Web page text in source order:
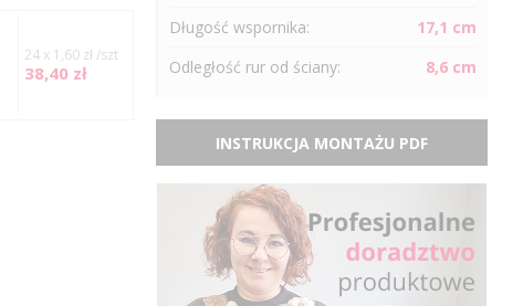
24 x 1,60 zł /szt
38,40 zł
Długość wspornika:
17,1 cm
Odległość rur od ściany: 8,6 cm
INSTRUKCJA MONTAŻU PDF